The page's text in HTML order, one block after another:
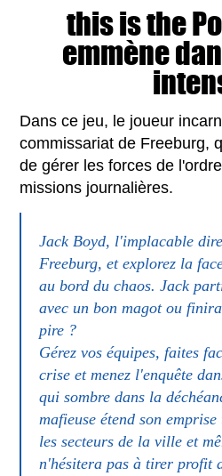
this is the
emmène
Dans ce jeu, le joueur
commissariat de Freeburg,
de gérer les forces de
missions journalières.
Jack Boyd, l'implacable
Freeburg, et explorez la
au bord du chaos. Jack
avec un bon magot ou
pire ?
Gérez vos équipes, faites
crise et menez l'enquête
qui sombre dans la
mafieuse étend son
les secteurs de la ville et
n'hésitera pas à tirer profit